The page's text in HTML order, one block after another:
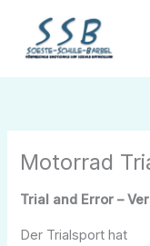
springen
Motorrad
Trial and Error –
Der Trialsport hat